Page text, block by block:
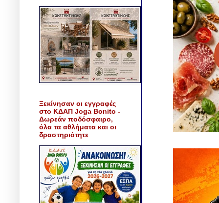
Ξεκίνησαν οι εγγραφές
στο ΚΔΑΠ Joga Bonito -
Δωρεάν ποδόσφαιρο,
όλα τα αθλήματα και οι
δραστηριότητε